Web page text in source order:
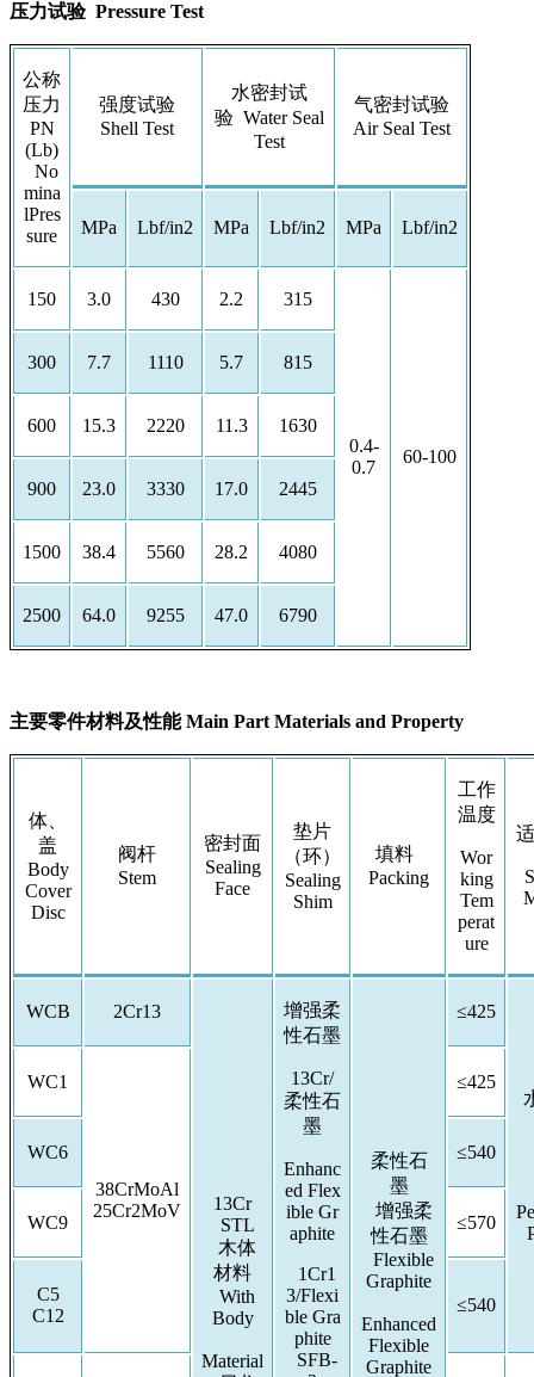
压力试验 Pressure Test
公称
压力
PN
(Lb)
No
mina
lPres
sure
强度试验
Shell Test
水密封试
验 Water Seal
Test
气密封试验
Air Seal Test
MPa Lbf/in2 MPa Lbf/in2 MPa Lbf/in2
150 3.0 430 2.2 315
0.4-
0.7
60-100
300 7.7 1110 5.7 815
600 15.3 2220 11.3 1630
900 23.0 3330 17.0 2445
1500 38.4 5560 28.2 4080
2500 64.0 9255 47.0 6790
主要零件材料及性能 Main Part Materials and Property
体、
盖
Body
Cover
Disc
阀杆
Stem
密封面
Sealing
Face
垫片
（环）
Sealing
Shim
填料
Packing
工作
温度
Wor
king
Tem
perat
ure
WCB 2Cr13
13Cr
STL
木体
材料
With
Body
Material
增强柔
性石墨
13Cr/
柔性石
墨
Enhanc
ed Flex
ible Gr
aphite
1Cr1
3/Flexi
ble Gra
phite
SFB-
柔性石
墨
增强柔
性石墨
Flexible
Graphite
Enhanced
Flexible
Graphite
≤425
WC1
38CrMoAl
25Cr2MoV
≤425
WC6 ≤540
WC9 ≤570
C5
C12
≤540